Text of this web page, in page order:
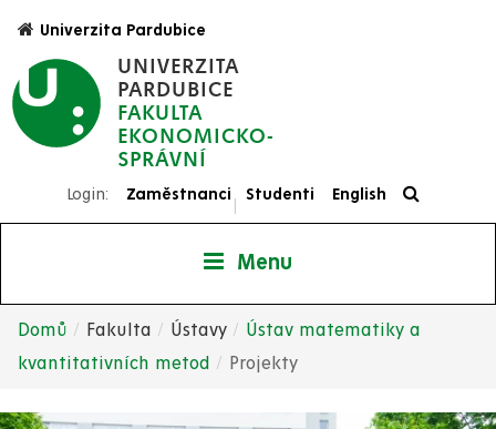
hlavnímu
obsahu
UNIVERZITA
PARDUBICE
FAKULTA
EKONOMICKO-
SPRÁVNÍ
Univerzita Pardubice
Login: Zaměstnanci
|
Studenti English
Menu
Drobečková
navigace
Domů Fakulta Ústavy
Ústav matematiky a
kvantitativních metod
Projekty